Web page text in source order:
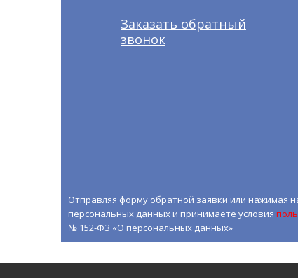
Заказать обратный
звонок
Отправляя форму обратной заявки или нажимая
персональных данных и принимаете условия
№ 152-ФЗ «О персональных данных»